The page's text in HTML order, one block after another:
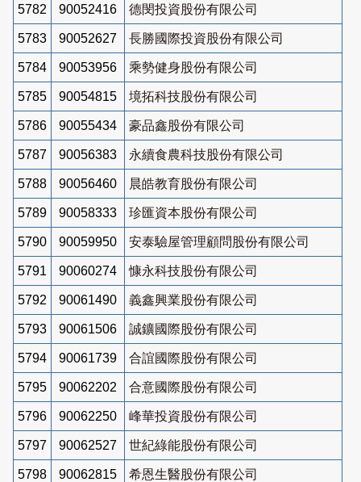
5782 90052416 德閔投資股份有限公司
5783 90052627 長勝國際投資股份有限公司
5784 90053956 乘勢健身股份有限公司
5785 90054815 境拓科技股份有限公司
5786 90055434 豪品鑫股份有限公司
5787 90056383 永續食農科技股份有限公司
5788 90056460 晨皓教育股份有限公司
5789 90058333 珍匯資本股份有限公司
5790 90059950 安泰驗屋管理顧問股份有限公司
5791 90060274 慷永科技股份有限公司
5792 90061490 義鑫興業股份有限公司
5793 90061506 誠鑛國際股份有限公司
5794 90061739 合誼國際股份有限公司
5795 90062202 合意國際股份有限公司
5796 90062250 峰華投資股份有限公司
5797 90062527 世紀綠能股份有限公司
5798 90062815 希恩生醫股份有限公司